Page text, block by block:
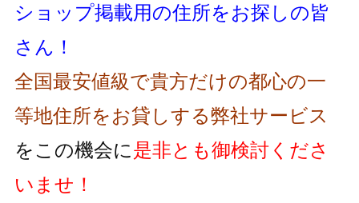
ショップ掲載用の住所をお探しの皆
さん！
全国最安値級で貴方だけの都心の一
等地住所をお貸しする弊社サービス
をこの機会に是非とも御検討くださ
いませ！